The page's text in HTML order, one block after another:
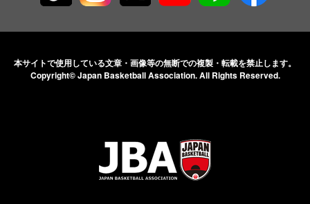
本サイトで使用している文章・画像等の無断での複製・転載を禁止します。
Copyright© Japan Basketball Association.All Rights Reserved.